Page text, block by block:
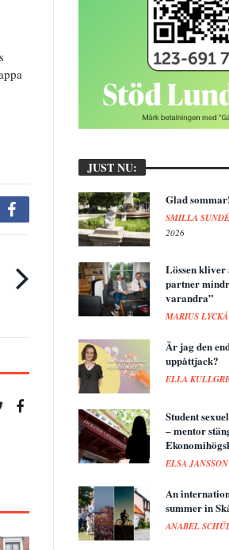
JUST NU:
Glad
SMILLA
2026
Lössen
partner
varandra”
MARIUS LYCKÅ
Är jag den
uppåttjack?
ELLA
Student
– mentor
ELSA JANSSON
An
summer in
ANABEL